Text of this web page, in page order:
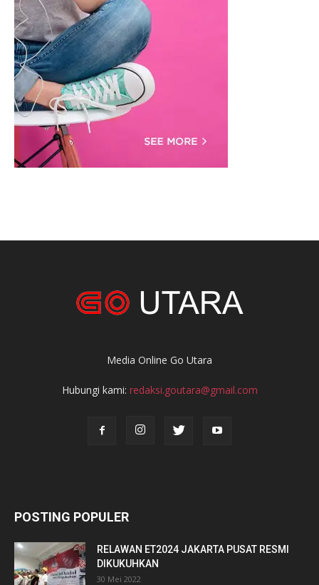
Media Online Go Utara
Hubungi kami: redaksi.goutara@gmail.com
POSTING POPULER
RELAWAN ET2024 JAKARTA PUSAT RESMI
DIKUKUHKAN
30 Mei 2022